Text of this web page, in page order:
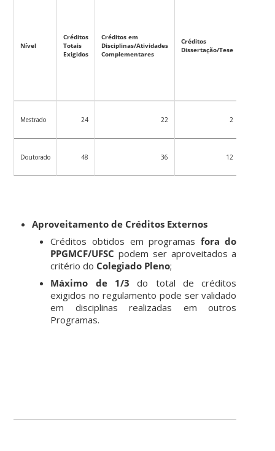
Nível
Créditos
Totais
Exigidos
Créditos em
Disciplinas/Atividades
Complementares
Créditos
Dissertação/Tese
Mestrado 24 22 2
Doutorado 48 36 12
Aproveitamento de Créditos Externos
Créditos obtidos em programas fora do
PPGMCF/UFSC podem ser aproveitados a
critério do Colegiado Pleno;
Máximo de 1/3 do total de créditos
exigidos no regulamento pode ser validado
em disciplinas realizadas em outros
Programas.